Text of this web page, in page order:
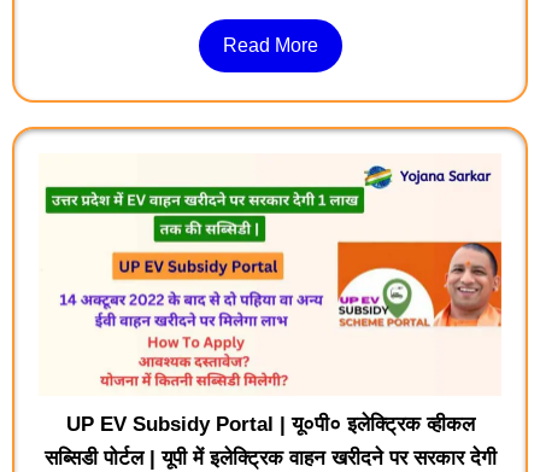
Read More
UP EV Subsidy Portal | यू०पी० इलेक्ट्रिक व्‍हीकल
सब्सिडी पोर्टल | यूपी में इलेक्ट्रिक वाहन खरीदने पर सरकार देगी